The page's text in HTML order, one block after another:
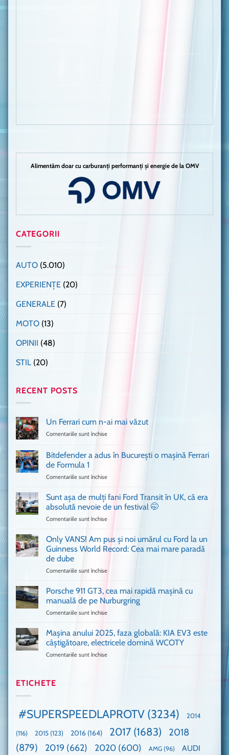
Alimentăm doar cu carburanți performanți și energie de la OMV
CATEGORII
AUTO (5.010)
EXPERIENȚE (20)
GENERALE (7)
MOTO (13)
OPINII (48)
STIL (20)
RECENT POSTS
Un Ferrari cum n-ai mai văzut
Comentariile sunt închise
Ferrari
cum
văzut
Bitdefender a adus în București o mașină Ferrari
de Formula 1
Comentariile sunt închise
a
în
mașină
Ferrari
Sunt așa de mulți fani Ford Transit în UK, că era
absolută nevoie de un festival 🤭
Comentariile sunt închise
așa
mulți
în
UK,
nevoie
de
Only VANS! Am pus și noi umărul cu Ford la un
Guinness World Record: Cea mai mare paradă
de dube
Comentariile sunt închise
VANS!
Am
pus
umărul
cu
mai
mare
paradă
de
dube
Porsche 911 GT3, cea mai rapidă mașină cu
manuală de pe Nurburgring
Comentariile sunt închise
911
GT3,
cea
pe
Nurburgring
Mașina anului 2025, faza globală: KIA EV3 este
câștigătoare, electricele domină WCOTY
Comentariile sunt închise
EV3
câștigătoare,
domină
ETICHETE
#SUPERSPEEDLAPROTV (3234) 2014
(116) 2015 (123) 2016 (164) 2017 (1683)
2018
(879)
2019 (662) 2020 (600) AMG (96)
AUDI